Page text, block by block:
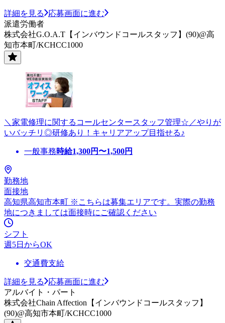
詳細を見る
応募画面に進む
派遣労働者
株式会社G.O.A.T【インバウンドコールスタッフ】(90)@高
知市本町/KCHCC1000
＼家電修理に関するコールセンタースタッフ管理☆／やりが
いバッチリ◎研修あり！キャリアアップ目指せる♪
一般事務時給1,300円〜1,500円
勤務地
面接地
高知県高知市本町 ※こちらは募集エリアです。実際の勤務
地につきましては面接時にご確認ください
シフト
週5日からOK
交通費支給
詳細を見る
応募画面に進む
アルバイト・パート
株式会社Chain Affection【インバウンドコールスタッフ】
(90)@高知市本町/KCHCC1000